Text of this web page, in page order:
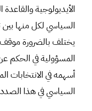
الأيديولوجية
السياسي لكل منها
يختلف بالضرورة
المسؤولية في الحكم
أسهمه في الانتخابات
السياسي في هذا